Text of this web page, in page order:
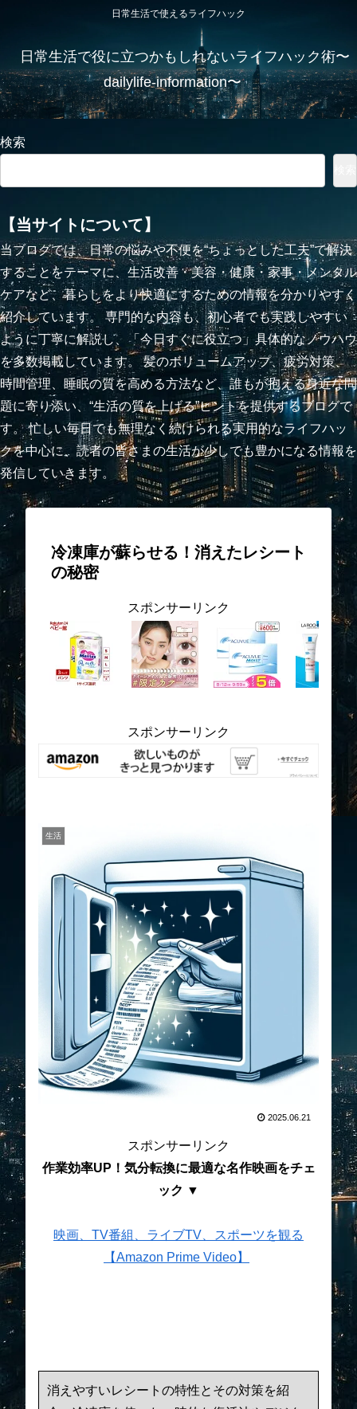
日常生活で使えるライフハック
日常生活で役に立つかもしれないライフハック術〜
dailylife-information〜
検索
【当サイトについて】
当ブログでは、日常の悩みや不便を“ちょっとした工夫”で解決
することをテーマに、生活改善・美容・健康・家事・メンタル
ケアなど、暮らしをより快適にするための情報を分かりやすく
紹介しています。 専門的な内容も、初心者でも実践しやすい
ように丁寧に解説し、「今日すぐに役立つ」具体的なノウハウ
を多数掲載しています。 髪のボリュームアップ、疲労対策、
時間管理、睡眠の質を高める方法など、誰もが抱える身近な問
題に寄り添い、“生活の質を上げる”ヒントを提供するブログで
す。 忙しい毎日でも無理なく続けられる実用的なライフハッ
クを中心に、読者の皆さまの生活が少しでも豊かになる情報を
発信していきます。
冷凍庫が蘇らせる！消えたレシート
の秘密
スポンサーリンク
スポンサーリンク
生活
2025.06.21
スポンサーリンク
作業効率UP！気分転換に最適な名作映画をチェ
ック ▼
映画、TV番組、ライブTV、スポーツを観る
【Amazon Prime Video】
消えやすいレシートの特性とその対策を紹